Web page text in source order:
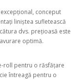
conceput
liniștea sufletească
dvs. prețioasă este
optimă.
roll pentru o răsfățare
întreagă pentru o